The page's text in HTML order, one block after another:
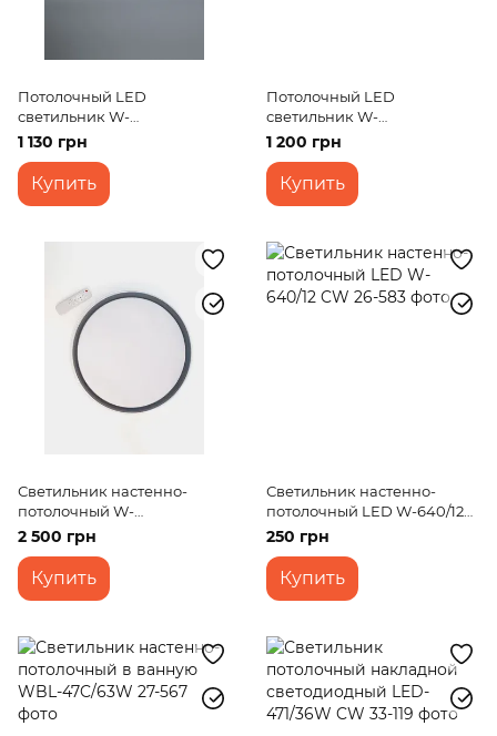
Потолочный LED
светильник W-
647/30W+30W RM
WW+NW+CW
1 130 грн
Купить
Потолочный LED
светильник W-
649/30W+30W RM
WW+NW+CW
1 200 грн
Купить
Светильник настенно-
потолочный W-
643/27W+27W CCT+RGB
2 500 грн
Купить
Светильник настенно-
потолочный LED W-640/12
CW
250 грн
Купить